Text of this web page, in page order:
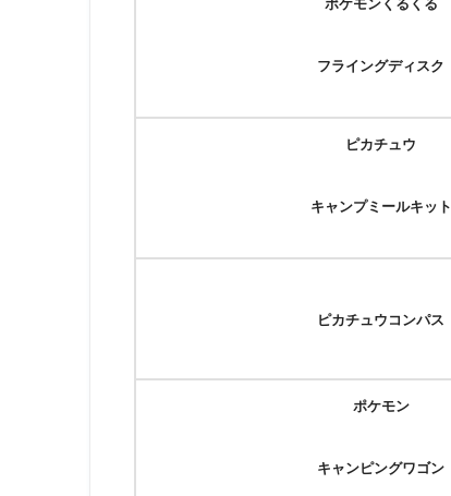
ポケモンくるくる
フライングディスク
ピカチュウ
キャンプミールキット
ピカチュウコンパス
ポケモン
キャンピングワゴン